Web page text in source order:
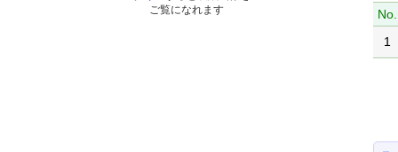
ご覧になれます
No.
1